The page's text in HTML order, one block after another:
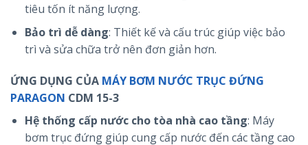
tiêu tốn ít năng lượng.
Bảo trì dễ dàng: Thiết kế và cấu trúc giúp việc bảo
trì và sửa chữa trở nên đơn giản hơn.
ỨNG DỤNG CỦA MÁY BƠM NƯỚC TRỤC ĐỨNG
PARAGON CDM 15-3
Hệ thống cấp nước cho tòa nhà cao tầng: Máy
bơm trục đứng giúp cung cấp nước đến các tầng cao